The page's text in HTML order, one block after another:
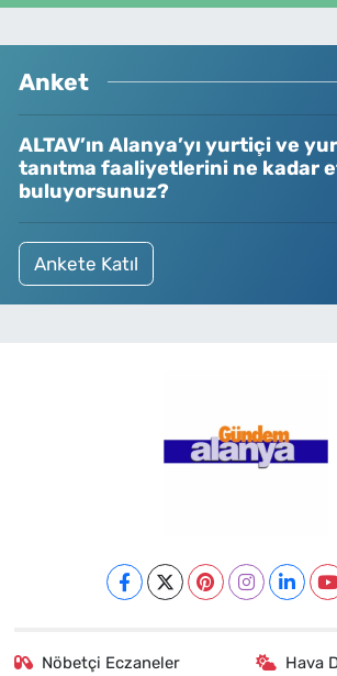
Anket
ALTAV’ın Alanya’yı yurtiçi ve
tanıtma faaliyetlerini ne kadar
buluyorsunuz?
Ankete Katıl
Nöbetçi Eczaneler Hava